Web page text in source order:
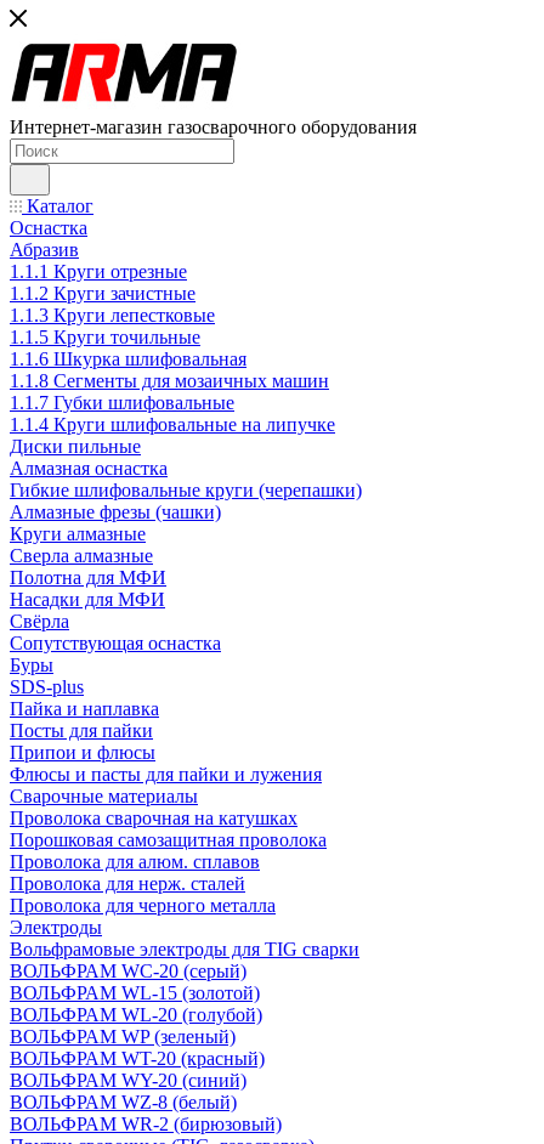
Интернет-магазин газосварочного оборудования
Каталог
Оснастка
Абразив
1.1.1 Круги отрезные
1.1.2 Круги зачистные
1.1.3 Круги лепестковые
1.1.5 Круги точильные
1.1.6 Шкурка шлифовальная
1.1.8 Сегменты для мозаичных машин
1.1.7 Губки шлифовальные
1.1.4 Круги шлифовальные на липучке
Диски пильные
Алмазная оснастка
Гибкие шлифовальные круги (черепашки)
Алмазные фрезы (чашки)
Круги алмазные
Сверла алмазные
Полотна для МФИ
Насадки для МФИ
Свёрла
Сопутствующая оснастка
Буры
SDS-plus
Пайка и наплавка
Посты для пайки
Припои и флюсы
Флюсы и пасты для пайки и лужения
Сварочные материалы
Проволока сварочная на катушках
Порошковая самозащитная проволока
Проволока для алюм. сплавов
Проволока для нерж. сталей
Проволока для черного металла
Электроды
Вольфрамовые электроды для TIG сварки
ВОЛЬФРАМ WC-20 (серый)
ВОЛЬФРАМ WL-15 (золотой)
ВОЛЬФРАМ WL-20 (голубой)
ВОЛЬФРАМ WP (зеленый)
ВОЛЬФРАМ WT-20 (красный)
ВОЛЬФРАМ WY-20 (синий)
ВОЛЬФРАМ WZ-8 (белый)
ВОЛЬФРАМ WR-2 (бирюзовый)